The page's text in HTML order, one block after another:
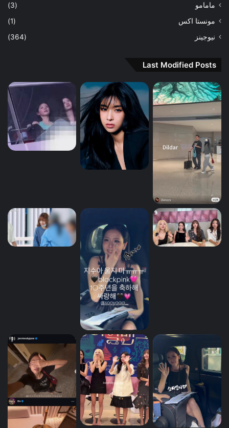
مامامو
(3)
مونستا اكس
(1)
نيوجينز
(364)
Last Modified Posts